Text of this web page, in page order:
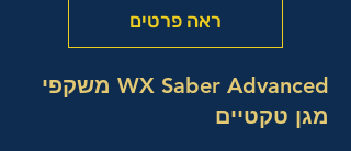
ראה פרטים
WX Saber Advanced משקפי
מגן טקטיים